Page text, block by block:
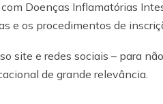
Doenças Inflamatórias
e os procedimentos de
site e redes sociais – para
de grande relevância.